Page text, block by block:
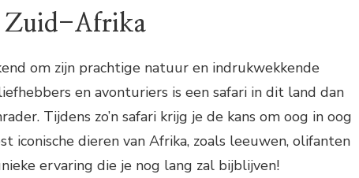
Zuid-Afrika
om zijn prachtige natuur en indrukwekkende
en avonturiers is een safari in dit land dan
Tijdens zo’n safari krijg je de kans om oog in oog
iconische dieren van Afrika, zoals leeuwen, olifanten
ervaring die je nog lang zal bijblijven!